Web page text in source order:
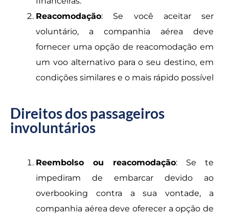
Reacomodação: Se você aceitar ser
voluntário, a companhia aérea deve
fornecer uma opção de reacomodação em
um voo alternativo para o seu destino, em
condições similares e o mais rápido possível
Direitos dos passageiros
involuntários
Reembolso ou reacomodação: Se te
impediram de embarcar devido ao
overbooking contra a sua vontade, a
companhia aérea deve oferecer a opção de